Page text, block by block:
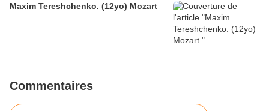
Maxim Tereshchenko. (12yo) Mozart
Commentaires